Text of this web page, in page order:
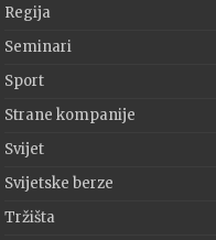
Regija
Seminari
Sport
Strane kompanije
Svijet
Svijetske berze
Tržišta